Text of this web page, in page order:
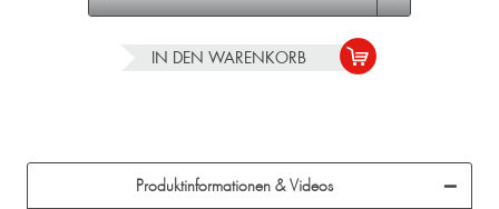
IN DEN WARENKORB
Produktinformationen & Videos